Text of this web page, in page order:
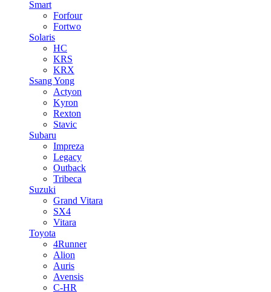
Smart
Forfour
Fortwo
Solaris
HC
KRS
KRX
Ssang Yong
Actyon
Kyron
Rexton
Stavic
Subaru
Impreza
Legacy
Outback
Tribeca
Suzuki
Grand Vitara
SX4
Vitara
Toyota
4Runner
Alion
Auris
Avensis
C-HR